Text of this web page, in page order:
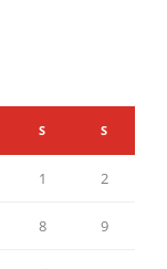
S S
1 2
8 9